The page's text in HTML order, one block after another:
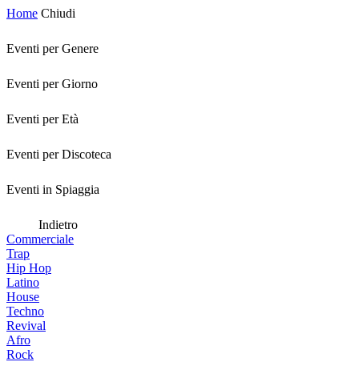
Home Chiudi
Eventi per Genere
Eventi per Giorno
Eventi per Età
Eventi per Discoteca
Eventi in Spiaggia
Indietro
Commerciale
Trap
Hip Hop
Latino
House
Techno
Revival
Afro
Rock